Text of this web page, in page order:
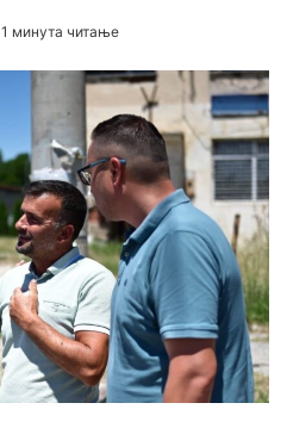
1 минута читање